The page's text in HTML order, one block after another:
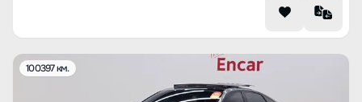
100397 км.